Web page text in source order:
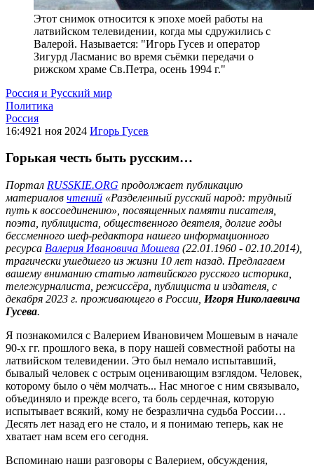
Этот снимок относится к эпохе моей работы на
латвийском телевидении, когда мы сдружились с
Валерой. Называется: "Игорь Гусев и оператор
Зигурд Ласманис во время съёмки передачи о
рижском храме Св.Петра, осень 1994 г."
Россия и Русский мир
Политика
Россия
16:4921 ноя 2024 Игорь Гусев
Горькая честь быть русским…
Портал RUSSKIE.ORG продолжает публикацию
материалов чтений «Разделенный русский народ: трудный
путь к воссоединению», посвященных памяти писателя,
поэта, публициста, общественного деятеля, долгие годы
бессменного шеф-редактора нашего информационного
ресурса Валерия Ивановича Мошева (22.01.1960 - 02.10.2014),
трагически ушедшего из жизни 10 лет назад. Предлагаем
вашему вниманию статью латвийского русского историка,
тележурналиста, режиссёра, публициста и издателя, с
декабря 2023 г. проживающего в России, Игоря Николаевича
Гусева.
Я познакомился с Валерием Ивановичем Мошевым в начале
90-х гг. прошлого века, в пору нашей совместной работы на
латвийском телевидении. Это был немало испытавший,
бывалый человек с острым оценивающим взглядом. Человек,
которому было о чём молчать... Нас многое с ним связывало,
объединяло и прежде всего, та боль сердечная, которую
испытывает всякий, кому не безразлична судьба России…
Десять лет назад его не стало, и я понимаю теперь, как не
хватает нам всем его сегодня.
Вспоминаю наши разговоры с Валерием, обсуждения,